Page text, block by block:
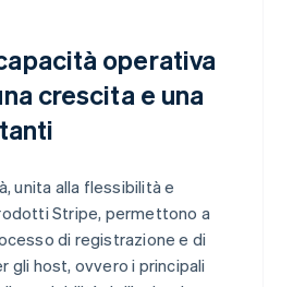
operativa
crescita e una
unita alla flessibilità e
Stripe, permettono a
di registrazione e di
gli host, ovvero i principali